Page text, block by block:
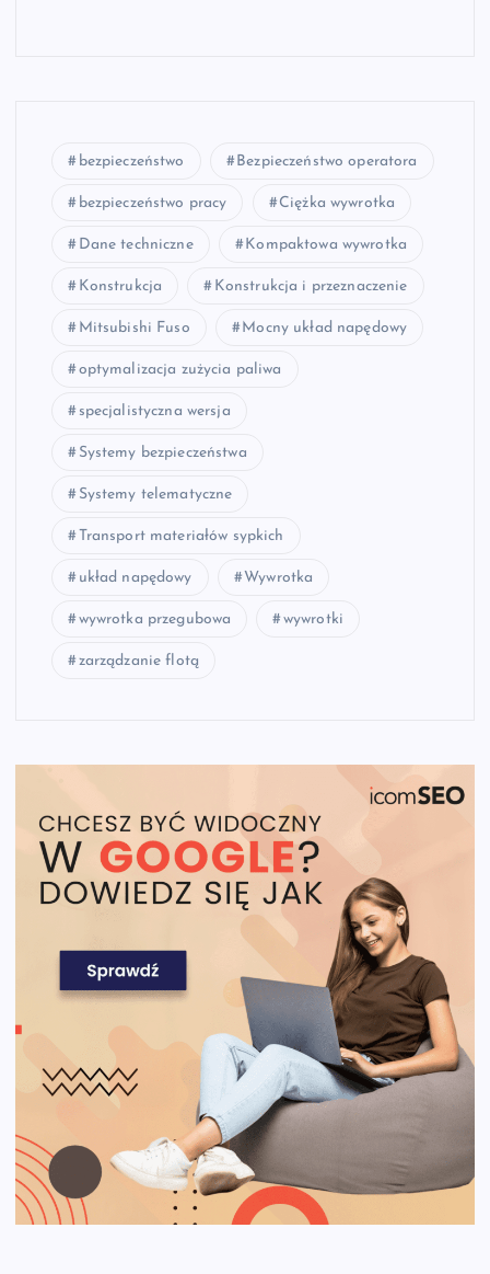
bezpieczeństwo Bezpieczeństwo operatora
bezpieczeństwo pracy Ciężka wywrotka
Dane techniczne Kompaktowa wywrotka
Konstrukcja Konstrukcja i przeznaczenie
Mitsubishi Fuso Mocny układ napędowy
optymalizacja zużycia paliwa
specjalistyczna wersja
Systemy bezpieczeństwa
Systemy telematyczne
Transport materiałów sypkich
układ napędowy Wywrotka
wywrotka przegubowa wywrotki
zarządzanie flotą